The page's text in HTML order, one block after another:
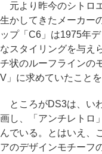
元より昨今のシトロ
生かしてきたメーカー
ップ「C6」は1975年
なスタイリングを与え
チ状のルーフラインの
V」に求めていたこと
ところがDS3は、い
画し、「アンチレトロ
んでいる。とはいえ、
アのデザインモチーフ